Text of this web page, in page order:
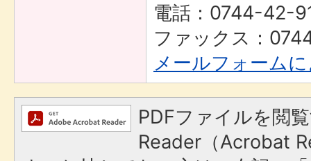
電話：0744-42-
ファックス：
メールフォーム
PDFファイルを閲
Reader（Acrobat